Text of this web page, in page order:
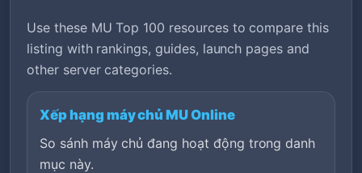
Use these MU Top 100 resources to compare this
listing with rankings, guides, launch pages and
other server categories.
Xếp hạng máy chủ MU Online
So sánh máy chủ đang hoạt động trong danh
mục này.